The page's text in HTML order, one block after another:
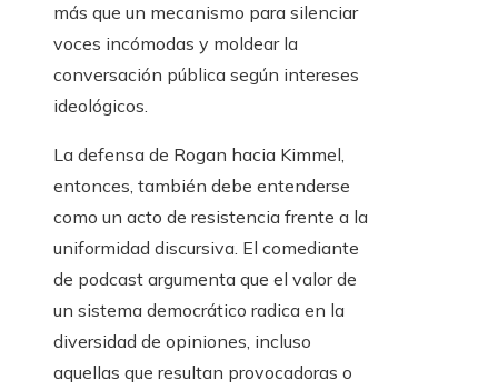
más que un mecanismo para silenciar
voces incómodas y moldear la
conversación pública según intereses
ideológicos.
La defensa de Rogan hacia Kimmel,
entonces, también debe entenderse
como un acto de resistencia frente a la
uniformidad discursiva. El comediante
de podcast argumenta que el valor de
un sistema democrático radica en la
diversidad de opiniones, incluso
aquellas que resultan provocadoras o